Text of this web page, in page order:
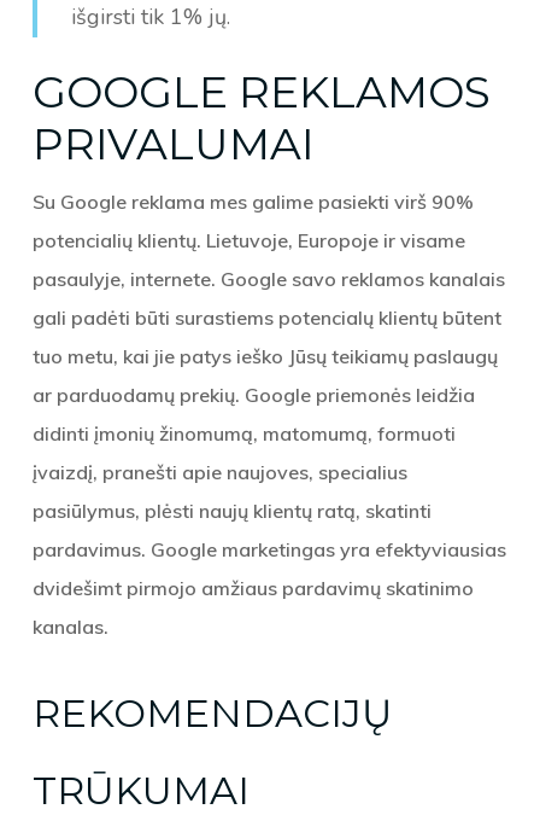
išgirsti tik 1% jų.
GOOGLE REKLAMOS
PRIVALUMAI
Su Google reklama mes galime pasiekti virš 90%
potencialių klientų. Lietuvoje, Europoje ir visame
pasaulyje, internete. Google savo reklamos kanalais
gali padėti būti surastiems potencialų klientų būtent
tuo metu, kai jie patys ieško Jūsų teikiamų paslaugų
ar parduodamų prekių. Google priemonės leidžia
didinti įmonių žinomumą, matomumą, formuoti
įvaizdį, pranešti apie naujoves, specialius
pasiūlymus, plėsti naujų klientų ratą, skatinti
pardavimus. Google marketingas yra efektyviausias
dvidešimt pirmojo amžiaus pardavimų skatinimo
kanalas.
REKOMENDACIJŲ
TRŪKUMAI